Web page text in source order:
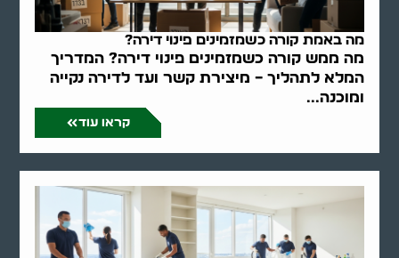
מה באמת קורה כשמזמינים פינוי דירה?
מה ממש קורה כשמזמינים פינוי דירה? המדריך
המלא לתהליך – מיצירת קשר ועד לדירה נקייה
ומוכנה...
קראו עוד